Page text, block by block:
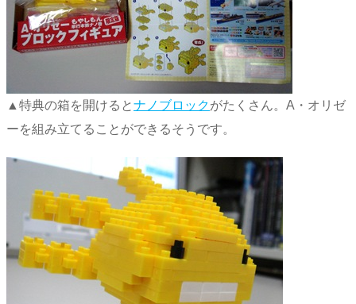
▲特典の箱を開けるとナノブロックがたくさん。A・オリゼ
ーを組み立てることができるそうです。